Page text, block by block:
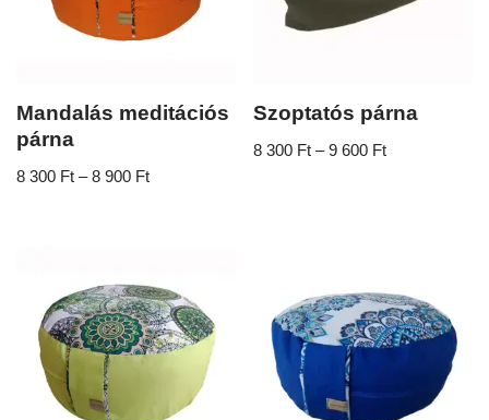
Mandalás meditációs
párna
8 300 Ft – 8 900 Ft
Szoptatós párna
8 300 Ft – 9 600 Ft